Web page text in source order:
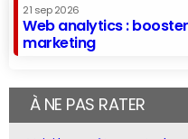
21 sep 2026
Web analytics :
marketing
À NE PAS RATER